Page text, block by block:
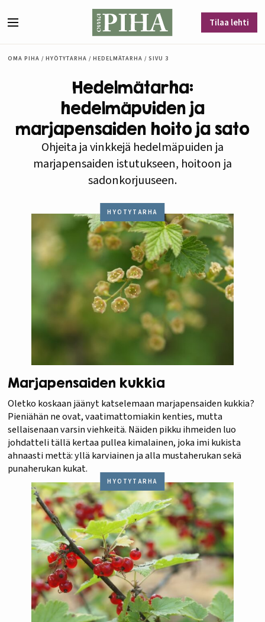
Tilaa lehti
OMA PIHA / HYÖTYTARHA / HEDELMÄTARHA / SIVU 3
Hedelmätarha:
hedelmäpuiden ja
marjapensaiden hoito ja sato
Ohjeita ja vinkkejä hedelmäpuiden ja
marjapensaiden istutukseen, hoitoon ja
sadonkorjuuseen.
HYÖTYTARHA
Marjapensaiden kukkia
Oletko koskaan jäänyt katselemaan marjapensaiden kukkia?
Pieniähän ne ovat, vaatimattomiakin kenties, mutta
sellaisenaan varsin viehkeitä. Näiden pikku ihmeiden luo
johdatteli tällä kertaa pullea kimalainen, joka imi kukista
ahnaasti mettä: yllä karviainen ja alla mustaherukan sekä
punaherukan kukat.
HYÖTYTARHA